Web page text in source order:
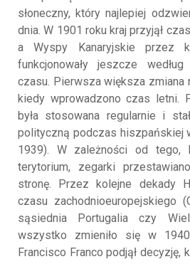
słoneczny, który najlepiej
dnia. W 1901 roku kraj przyjął
a Wyspy Kanaryjskie przez
funkcjonowały jeszcze według
czasu. Pierwsza większa zmiana
kiedy wprowadzono czas letni.
była stosowana regularnie i
polityczną podczas hiszpańskiej
1939). W zależności od tego,
terytorium, zegarki
stronę. Przez kolejne dekady
czasu zachodnioeuropejskiego
sąsiednia Portugalia czy
wszystko zmieniło się w
Francisco Franco podjął decyzję,